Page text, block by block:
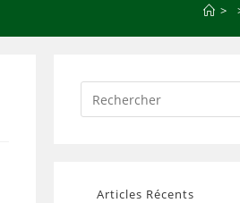
>
Articles Récents